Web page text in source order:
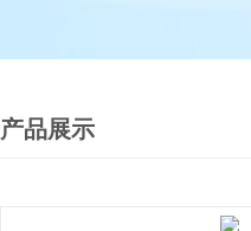
产品展示